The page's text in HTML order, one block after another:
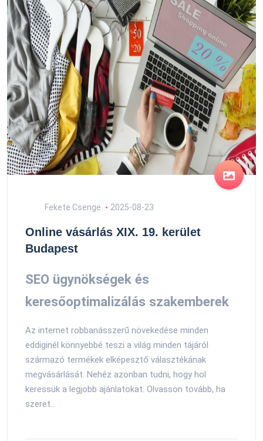
Fekete Csenge 2025-08-23
Online vásárlás XIX. 19. kerület
Budapest
SEO ügynökségek és
keresőoptimalizálás szakemberek
Az internet robbanásszerű növekedése minden
eddiginél könnyebbé teszi a világ minden tájáról
származó termékek elképesztő választékának
megvásárlását. Nehéz azonban tudni, hogy hol
keressük a legjobb ajánlatokat. Olvasson tovább, ha
szeret...